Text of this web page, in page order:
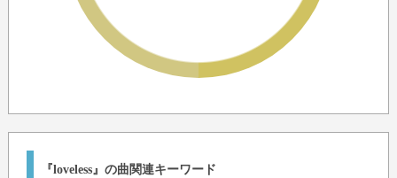
『loveless』の曲関連キーワード